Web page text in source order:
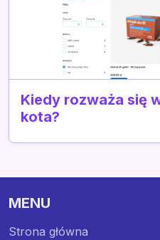
Kiedy rozważa się
kota?
MENU
Strona główna